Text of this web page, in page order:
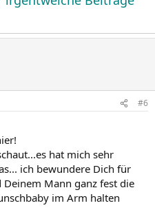
#6
hat mich sehr
ich bewundere Dich für
Mann ganz fest die
im Arm halten